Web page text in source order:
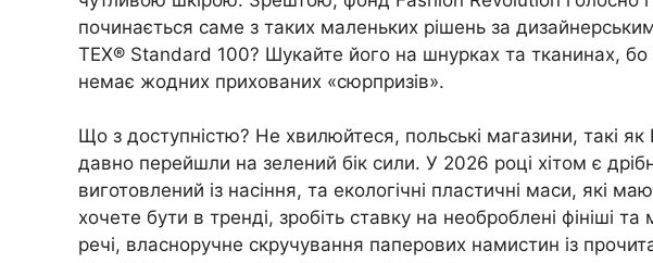
починається саме з таких маленьких рішень за
TEX® Standard 100? Шукайте його на шнурках та тканинах, бо
немає жодних прихованих «сюрпризів».
Що з доступністю? Не хвилюйтеся, польські магазини, такі
давно перейшли на зелений бік сили. У 2026 році хітом є
виготовлений із насіння, та екологічні пластичні маси, які
хочете бути в тренді, зробіть ставку на необроблені фініші
речі, власноручне скручування паперових намистин із